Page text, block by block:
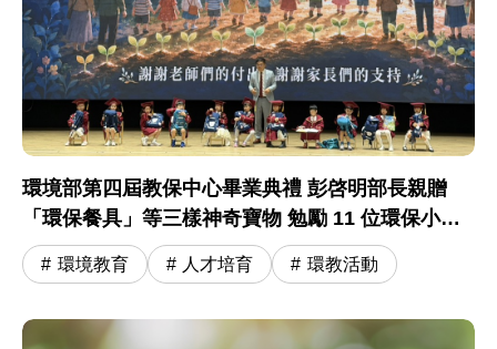
環境部第四屆教保中心畢業典禮 彭啓明部長親贈
「環保餐具」等三樣神奇寶物 勉勵 11 位環保小尖
兵開啟小學冒險旅程
環境教育 人才培育 環教活動